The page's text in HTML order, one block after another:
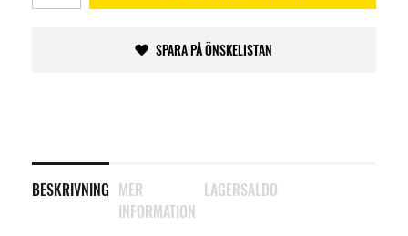
SPARA PÅ ÖNSKELISTAN
BESKRIVNING MER
INFORMATION
LAGERSALDO